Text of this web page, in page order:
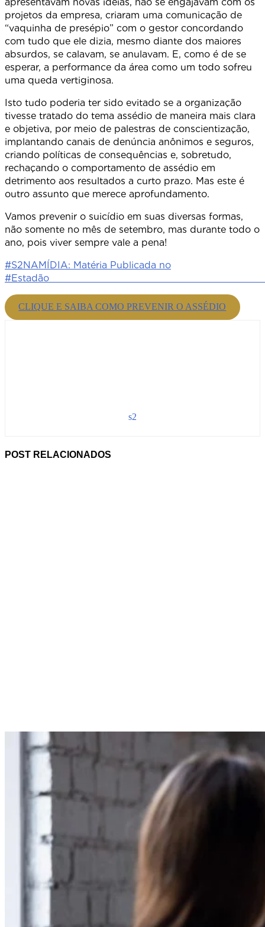
projetos da empresa, criaram uma comunicação de
“vaquinha de presépio” com o gestor concordando
com tudo que ele dizia, mesmo diante dos maiores
absurdos, se calavam, se anulavam. E, como é de se
esperar, a performance da área como um todo sofreu
uma queda vertiginosa.
Isto tudo poderia ter sido evitado se a organização
tivesse tratado do tema assédio de maneira mais clara
e objetiva, por meio de palestras de conscientização,
implantando canais de denúncia anônimos e seguros,
criando políticas de consequências e, sobretudo,
rechaçando o comportamento de assédio em
detrimento aos resultados a curto prazo. Mas este é
outro assunto que merece aprofundamento.
Vamos prevenir o suicídio em suas diversas formas,
não somente no mês de setembro, mas durante todo o
ano, pois viver sempre vale a pena!
#S2NAMÍDIA: Matéria Publicada no
CLIQUE E SAIBA COMO PREVENIR O ASSÉDIO
s2
POST RELACIONADOS